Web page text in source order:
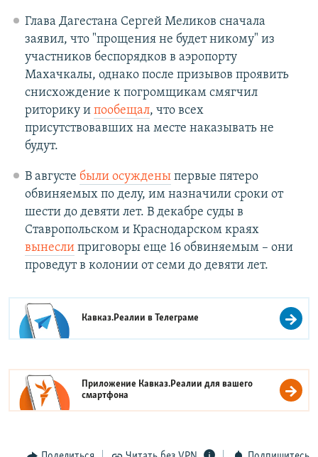
Глава Дагестана Сергей Меликов сначала
заявил, что "прощения не будет никому" из
участников беспорядков в аэропорту
Махачкалы, однако после призывов проявить
снисхождение к погромщикам смягчил
риторику и пообещал, что всех
присутствовавших на месте наказывать не
будут.
В августе были осужденыпервые пятеро
обвиняемых по делу, им назначили сроки от
шести до девяти лет. В декабре суды в
Ставропольском и Краснодарском краях
вынеслиприговоры еще 16 обвиняемым – они
проведут в колонии от семи до девяти лет.
Кавказ.Реалии вТелеграме
Приложение Кавказ.Реалии для вашего
смартфона